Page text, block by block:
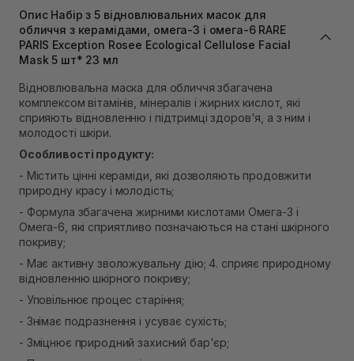
В наявності
Самовивіз м. Львів, вул. Степана Бандери 45
В наявності
Самовивіз м. Рівне, вул. 16-го Липня, 15
Самовивіз м. Рівне, вул. Кулика і Гудачека 23 (ТЦ
Екватор)
В наявності
Опис Набір з 5 відновлювальних масок для
обличчя з керамідами, омега-3 і омега-6 RARE
PARIS Exception Rosee Ecological Cellulose Facial
Mask 5 шт* 23 мл
Відновлювальна маска для обличчя збагачена
комплексом вітамінів, мінералів і жирних кислот, які
сприяють відновленню і підтримці здоров'я, а з ним і
молодості шкіри.
Особливості продукту:
- Містить цінні кераміди, які дозволяють продовжити
природну красу і молодість;
- Формула збагачена жирними кислотами Омега-3 і
Омега-6, які сприятливо позначаються на стані шкірного
покриву;
- Має активну зволожувальну дію; 4. сприяє природному
відновленню шкірного покриву;
- Уповільнює процес старіння;
- Знімає подразнення і усуває сухість;
- Зміцнює природний захисний бар'єр;